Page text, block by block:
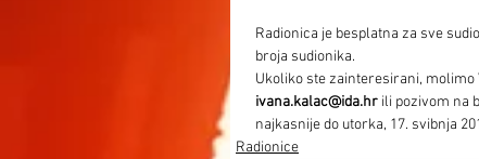
Radionica je besplatna za sve
broja sudionika.
Ukoliko ste zainteresirani,
ivana.kalac@ida.hr ili pozivom na
najkasnije do utorka, 17. svibnja
Radionice